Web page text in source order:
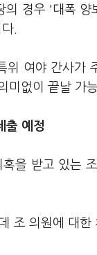
경우 '대폭
.
여야 간사가
미없이 끝날 가
출 예정
을 받고 있는
조 의원에 대한